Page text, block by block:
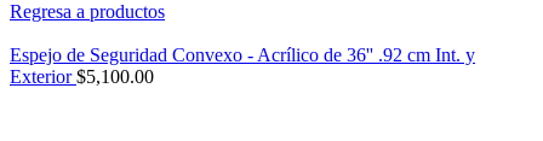
Regresa a productos
Espejo de Seguridad Convexo - Acrílico de 36'' .92 cm Int. y
Exterior$5,100.00